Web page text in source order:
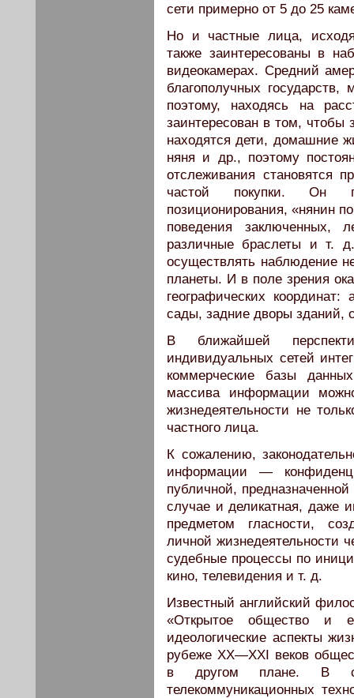
сети примерно от 5 до 25
Но и частные лица, исходя
также заинтересованы в
видеокамерах. Средний
благополучных государств,
поэтому, находясь на
заинтересован в том, чтобы
находятся дети, домашние
няня и др., поэтому
отслеживания становятся
частой покупки. Он
позиционирования, «нянин
поведения заключенных,
различные браслеты и т.
осуществлять наблюдение
планеты. И в поле зрения
географических
сады, задние дворы зданий,
В ближайшей
индивидуальных сетей
коммерческие базы
массива информации
жизнедеятельности не
частного лица.
К сожалению,
информации —
публичной,
случае и деликатная, даже
предметом гласности,
личной жизнедеятельности
судебные процессы по
кино, телевидения и т. д.
Известный английский
«Открытое общество и
идеологические аспекты
рубеже ХХ—ХХI веков
в другом плане. В
телекоммуникационных